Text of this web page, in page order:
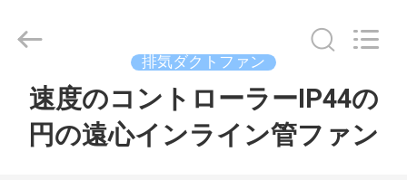
排気ダクトファン
速度のコントローラーIP44の
円の遠心インライン管ファン